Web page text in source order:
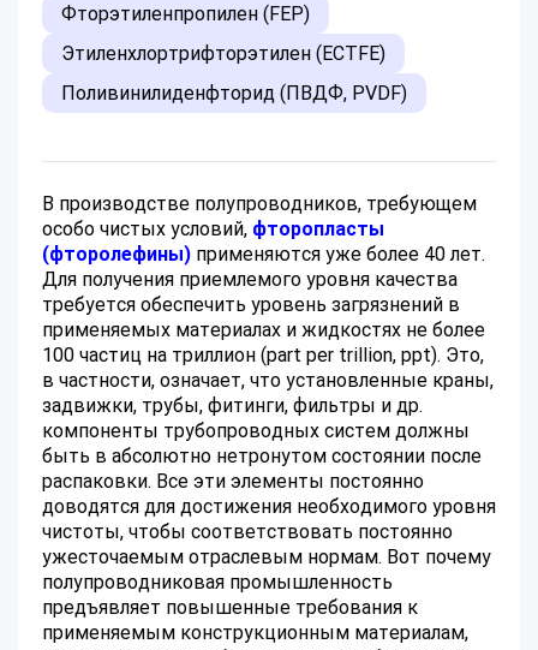
Фторэтиленпропилен (FEP)
Этиленхлортрифторэтилен (ECTFE)
Поливинилиденфторид (ПВДФ, PVDF)
В производстве полупроводников, требующем
особо чистых условий, фторопласты
(фторолефины) применяются уже более 40 лет.
Для получения приемлемого уровня качества
требуется обеспечить уровень загрязнений в
применяемых материалах и жидкостях не более
100 частиц на триллион (part per trillion, ppt). Это,
в частности, означает, что установленные краны,
задвижки, трубы, фитинги, фильтры и др.
компоненты трубопроводных систем должны
быть в абсолютно нетронутом состоянии после
распаковки. Все эти элементы постоянно
доводятся для достижения необходимого уровня
чистоты, чтобы соответствовать постоянно
ужесточаемым отраслевым нормам. Вот почему
полупроводниковая промышленность
предъявляет повышенные требования к
применяемым конструкционным материалам,